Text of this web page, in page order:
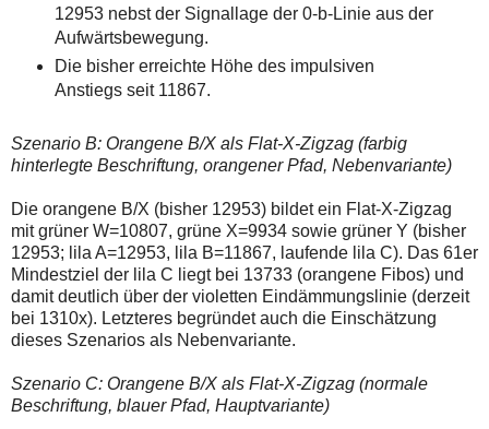
Lösung
des
Problems
sind
die
auf
der
Plattform
online.de
verfügbar.
12953 nebst der Signallage der 0-b-Linie aus der
Aufwärtsbewegung.
Die bisher erreichte Höhe des impulsiven
Anstiegs seit 11867.
Szenario B: Orangene B/X als Flat-X-Zigzag (farbig
hinterlegte Beschriftung, orangener Pfad, Nebenvariante)
Die orangene B/X (bisher 12953) bildet ein Flat-X-Zigzag
mit grüner W=10807, grüne X=9934 sowie grüner Y (bisher
12953; lila A=12953, lila B=11867, laufende lila C). Das 61er
Mindestziel der lila C liegt bei 13733 (orangene Fibos) und
damit deutlich über der violetten Eindämmungslinie (derzeit
bei 1310x). Letzteres begründet auch die Einschätzung
dieses Szenarios als Nebenvariante.
Szenario C: Orangene B/X als Flat-X-Zigzag (normale
Beschriftung, blauer Pfad, Hauptvariante)